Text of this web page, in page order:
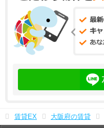
賃貸EX 大阪府の賃貸